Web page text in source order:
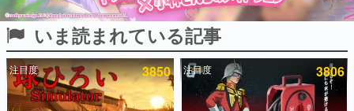
ピックアップ
電ファミのいま読まれている記事ランキング
いま読まれている記事
注目度 3850 注目度 3806